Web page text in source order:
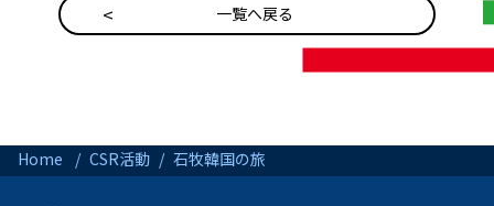
一覧へ戻る
Home CSR活動 石牧韓国の旅